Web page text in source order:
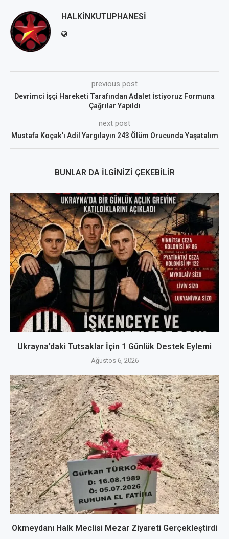
HALKINKUTUPHANESI
previous post
Devrimci İşçi Hareketi Tarafından Adalet İstiyoruz Formuna
Çağrılar Yapıldı
next post
Mustafa Koçak’ı Adil Yargılayın 243 Ölüm Orucunda Yaşatalım
BUNLAR DA İLGINIZI ÇEKEBILIR
Ukrayna’daki Tutsaklar İçin 1 Günlük Destek Eylemi
Ağustos 6, 2026
Okmeydanı Halk Meclisi Mezar Ziyareti Gerçekleştirdi